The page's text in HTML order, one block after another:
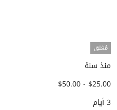
مُغلق
منذ سنة
$25.00 - $50.00
3 أيام